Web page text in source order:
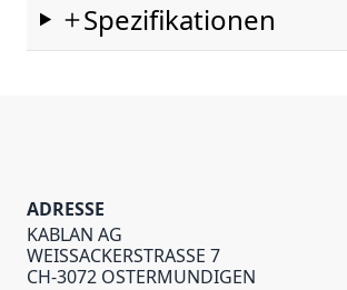
Spezifikationen
ADRESSE
KABLAN AG
WEISSACKERSTRASSE 7
CH-3072 OSTERMUNDIGEN